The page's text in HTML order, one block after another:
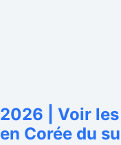
2026 | Voir
en Corée du